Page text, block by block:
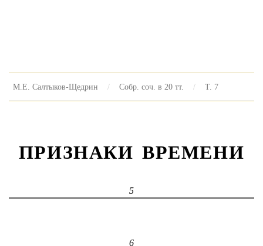
М.Е. Салтыков-Щедрин Собр. соч. в 20 тт. Т. 7
ПРИЗНАКИ ВРЕМЕНИ
5
6